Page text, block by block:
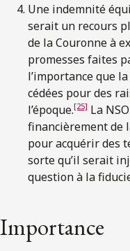
Une indemnité
serait un recours
de la Couronne à
promesses faites
l’importance que
cédées pour des
l’époque.[25] La
financièrement de
pour acquérir des
sorte qu’il serait
question à la
Importance